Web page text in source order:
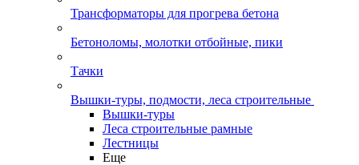
Трансформаторы для прогрева бетона
Бетоноломы, молотки отбойные, пики
Тачки
Вышки-туры, подмости, леса строительные
Вышки-туры
Леса строительные рамные
Лестницы
Еще